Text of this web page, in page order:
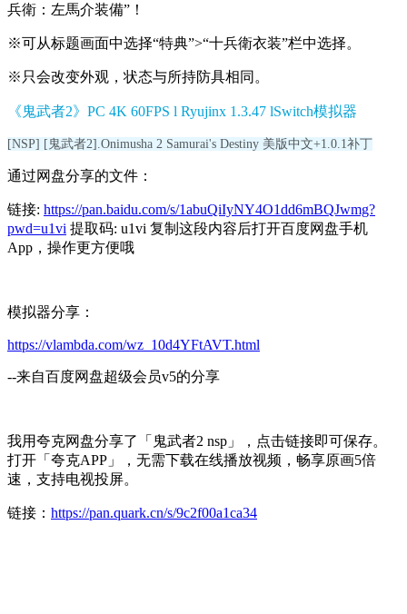
兵衛：左馬介装備”！
※可从标题画面中选择“特典”>“十兵衛衣装”栏中选择。
※只会改变外观，状态与所持防具相同。
《鬼武者2》PC 4K 60FPS l Ryujinx 1.3.47 lSwitch模拟器
[NSP] [鬼武者2].Onimusha 2 Samurai's Destiny 美版中文+1.0.1补丁
通过网盘分享的文件：
链接: https://pan.baidu.com/s/1abuQiIyNY4O1dd6mBQJwmg?
pwd=u1vi 提取码: u1vi 复制这段内容后打开百度网盘手机
App，操作更方便哦
模拟器分享：
https://vlambda.com/wz_10d4YFtAVT.html
--来自百度网盘超级会员v5的分享
我用夸克网盘分享了「鬼武者2 nsp」，点击链接即可保存。
打开「夸克APP」，无需下载在线播放视频，畅享原画5倍
速，支持电视投屏。
链接： https://pan.quark.cn/s/9c2f00a1ca34